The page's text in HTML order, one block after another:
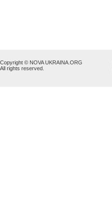
Copyright © NOVA UKRAINA.ORG
All rights reserved.